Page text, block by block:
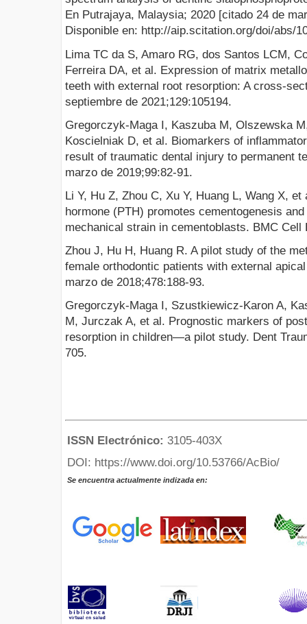
En Putrajaya, Malaysia; 2020 [citado 24 de
Disponible en: http://aip.scitation.org/doi/abs/
Lima TC da S, Amaro RG, dos Santos LCM,
Ferreira DA, et al. Expression of matrix
teeth with external root resorption: A cross-
septiembre de 2021;129:105194.
Gregorczyk-Maga I, Kaszuba M, Olszewska
Koscielniak D, et al. Biomarkers of
result of traumatic dental injury to permanent
marzo de 2019;99:82-91.
Li Y, Hu Z, Zhou C, Xu Y, Huang L, Wang X,
hormone (PTH) promotes cementogenesis
mechanical strain in cementoblasts. BMC
Zhou J, Hu H, Huang R. A pilot study of the
female orthodontic patients with external
marzo de 2018;478:188-93.
Gregorczyk-Maga I, Szustkiewicz-Karon A,
M, Jurczak A, et al. Prognostic markers of
resorption in children—a pilot study. Dent
705.
ISSN Electrónico: 3105-403X
DOI: https://www.doi.org/10.53766/AcBio/
Se encuentra actualmente indizada en: